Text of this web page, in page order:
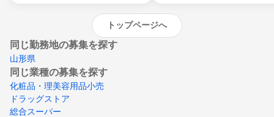
トップページへ
同じ勤務地の募集を探す
山形県
同じ業種の募集を探す
化粧品・理美容用品小売
ドラッグストア
総合スーパー